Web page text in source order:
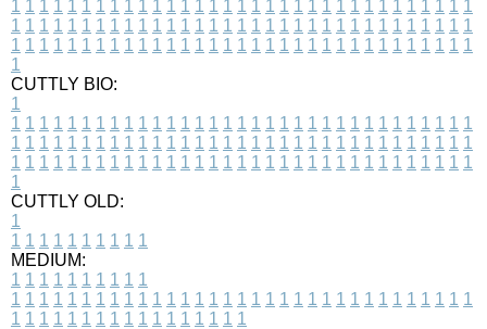
1 1 1 1 1 1 1 1 1 1 1 1 1 1 1 1 1 1 1 1 1 1 1 1 1 1 1 1 1 1 1 1 1
1 1 1 1 1 1 1 1 1 1 1 1 1 1 1 1 1 1 1 1 1 1 1 1 1 1 1 1 1 1 1 1 1
1 1 1 1 1 1 1 1 1 1 1 1 1 1 1 1 1 1 1 1 1 1 1 1 1 1 1 1 1 1 1 1 1
1
CUTTLY BIO:
1
1 1 1 1 1 1 1 1 1 1 1 1 1 1 1 1 1 1 1 1 1 1 1 1 1 1 1 1 1 1 1 1 1
1 1 1 1 1 1 1 1 1 1 1 1 1 1 1 1 1 1 1 1 1 1 1 1 1 1 1 1 1 1 1 1 1
1 1 1 1 1 1 1 1 1 1 1 1 1 1 1 1 1 1 1 1 1 1 1 1 1 1 1 1 1 1 1 1 1
1
CUTTLY OLD:
1
1 1 1 1 1 1 1 1 1 1
MEDIUM:
1 1 1 1 1 1 1 1 1 1
1 1 1 1 1 1 1 1 1 1 1 1 1 1 1 1 1 1 1 1 1 1 1 1 1 1 1 1 1 1 1 1 1
1 1 1 1 1 1 1 1 1 1 1 1 1 1 1 1 1